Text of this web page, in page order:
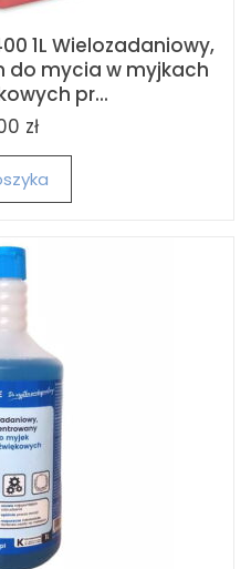
1L Wielozadaniowy,
do mycia w myjkach
pr...
zł